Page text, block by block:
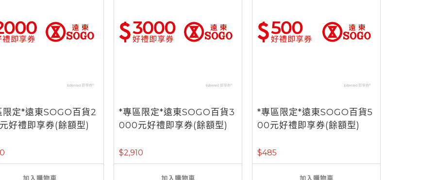
限定*遠東SOGO百貨2
好禮即享券(餘額型)
加入購物車
*專區限定*遠東SOGO百貨3
000元好禮即享券(餘額型)
$2,910
加入購物車
*專區限定*遠東SOGO百貨5
00元好禮即享券(餘額型)
$485
加入購物車